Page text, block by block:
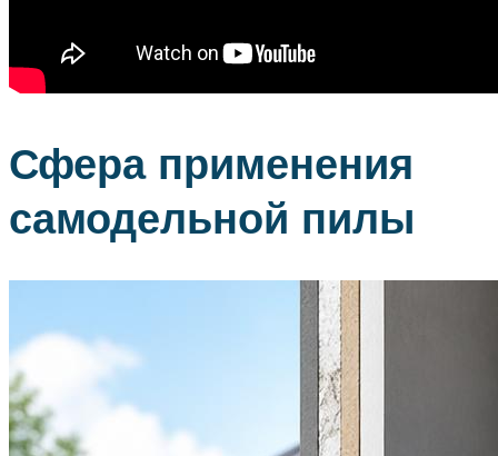
Сфера применения
самодельной пилы